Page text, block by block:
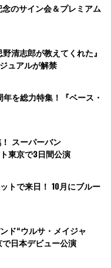
念のサイン会＆プレミアム
清志郎が教えてくれた』
ュアルが解禁
を総力特集！『ベース・
スーパーバン
ト東京で3日間公演
トで来日！ 10月にブルー
ド“ウルサ・メイジャ
日本デビュー公演